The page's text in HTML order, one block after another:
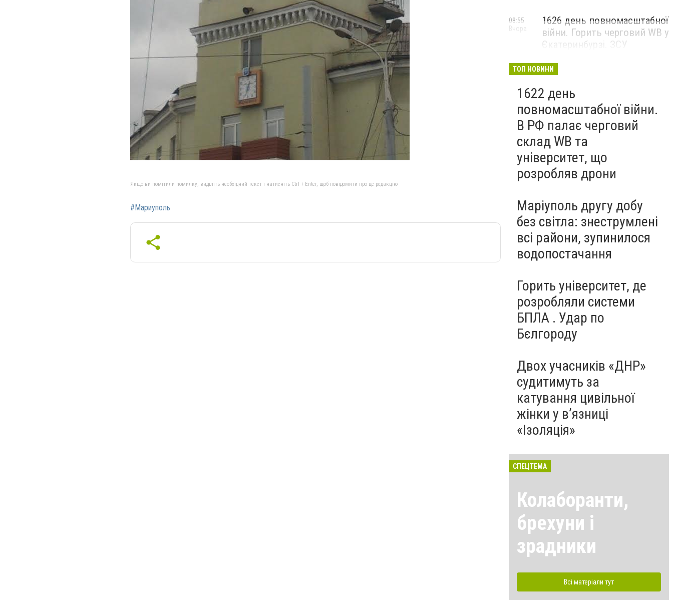
Якщо ви помітили помилку, виділіть необхідний текст і натисніть Ctrl + Enter, щоб повідомити про це редакцію
#Мариуполь
1626 день повномасштабної
війни. Горить черговий WB у
Єкатеринбурзі. ЗСУ
Маріуполі
08:55
Вчора
ТОП НОВИНИ
1622 день
повномасштабної війни.
В РФ палає черговий
склад WB та
університет, що
розробляв дрони
Маріуполь другу добу
без світла: знеструмлені
всі райони, зупинилося
водопостачання
Горить університет, де
розробляли системи
БПЛА . Удар по
Бєлгороду
Двох учасників «ДНР»
судитимуть за
катування цивільної
жінки у в’язниці
«Ізоляція»
СПЕЦТЕМА
Колаборанти,
брехуни і
зрадники
Всі матеріали тут